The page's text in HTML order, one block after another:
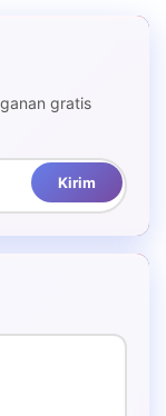
gratis
Kirim